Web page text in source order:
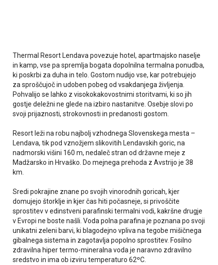
Thermal Resort Lendava povezuje hotel, apartmajsko naselje
in kamp, vse pa spremlja bogata dopolnilna termalna ponudba,
ki poskrbi za duha in telo. Gostom nudijo vse, kar potrebujejo
za sproščujoč in udoben pobeg od vsakdanjega življenja.
Pohvalijo se lahko z visokokakovostnimi storitvami, ki so jih
gostje deležni ne glede na izbiro nastanitve. Osebje slovi po
svoji prijaznosti, strokovnosti in predanosti gostom.
Resort leži na robu najbolj vzhodnega Slovenskega mesta –
Lendava, tik pod vznožjem slikovitih Lendavskih goric, na
nadmorski višini 160 m, nedaleč stran od državne meje z
Madžarsko in Hrvaško. Do mejnega prehoda z Avstrijo je 38
km.
Sredi pokrajine znane po svojih vinorodnih goricah, kjer
domujejo štorklje in kjer čas hiti počasneje, si privoščite
sprostitev v edinstveni parafinski termalni vodi, kakršne drugje
v Evropi ne boste našli. Voda polna parafina je poznana po svoji
unikatni zeleni barvi, ki blagodejno vpliva na tegobe mišičnega
gibalnega sistema in zagotavlja popolno sprostitev. Fosilno
zdravilna hiper termo-mineralna voda je naravno zdravilno
sredstvo in ima ob izviru temperaturo 62ºC.